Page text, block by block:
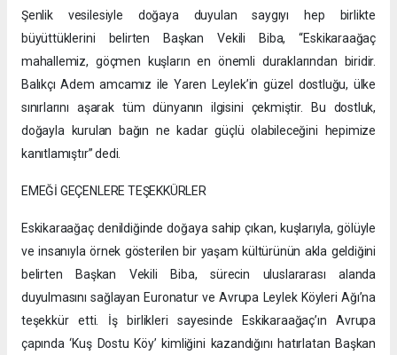
Şenlik vesilesiyle doğaya duyulan saygıyı hep birlikte
büyüttüklerini belirten Başkan Vekili Biba, “Eskikaraağaç
mahallemiz, göçmen kuşların en önemli duraklarından biridir.
Balıkçı Adem amcamız ile Yaren Leylek’in güzel dostluğu, ülke
sınırlarını aşarak tüm dünyanın ilgisini çekmiştir. Bu dostluk,
doğayla kurulan bağın ne kadar güçlü olabileceğini hepimize
kanıtlamıştır” dedi.
EMEĞİ GEÇENLERE TEŞEKKÜRLER
Eskikaraağaç denildiğinde doğaya sahip çıkan, kuşlarıyla, gölüyle
ve insanıyla örnek gösterilen bir yaşam kültürünün akla geldiğini
belirten Başkan Vekili Biba, sürecin uluslararası alanda
duyulmasını sağlayan Euronatur ve Avrupa Leylek Köyleri Ağı’na
teşekkür etti. İş birlikleri sayesinde Eskikaraağaç’ın Avrupa
çapında ‘Kuş Dostu Köy’ kimliğini kazandığını hatırlatan Başkan